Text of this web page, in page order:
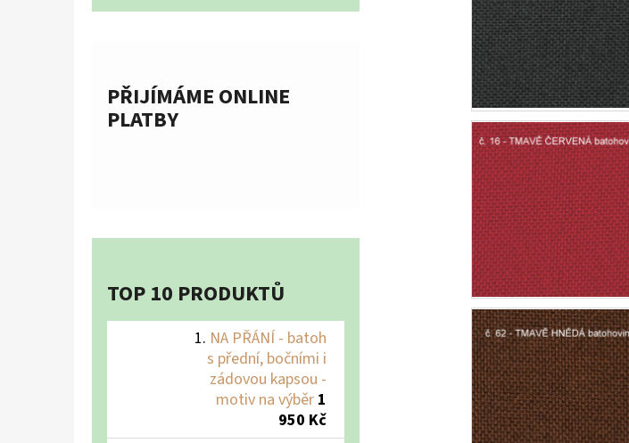
PŘIJÍMÁME ONLINE
PLATBY
TOP 10 PRODUKTŮ
NA PŘÁNÍ - batoh
s přední, bočními i
zádovou kapsou -
motiv na výběr 1
950 Kč